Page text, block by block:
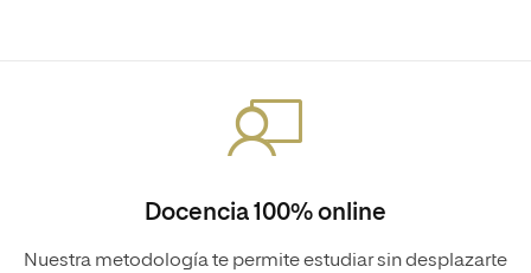
Docencia 100% online
Nuestra metodología te permite estudiar sin desplazarte